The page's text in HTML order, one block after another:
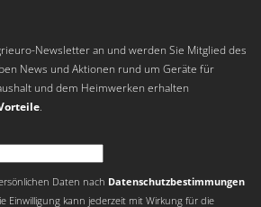
Newsletter an und werden Sie Mitglied des
News und Aktionen rund um Geräte für
und dem Heimwerken erhalten
.
Daten nach Datenschutzbestimmungen
Einwilligung kann jederzeit mit Wirkung für die